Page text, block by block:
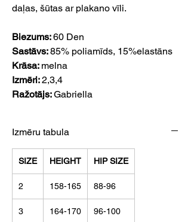
daļas, šūtas ar plakano vīli.
Biezums:60 Den
Sastāvs:85% poliamīds, 15%elastāns
Krāsa: melna
Izmēri:2,3,4
Ražotājs:Gabriella
Izmēru tabula
SIZE HEIGHT HIP SIZE
2 158-165 88-96
3 164-170 96-100